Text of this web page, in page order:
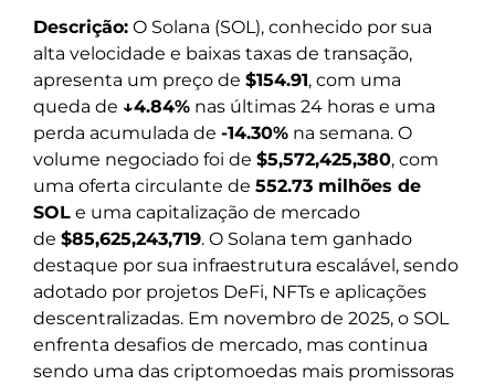
Descrição: O Solana (SOL), conhecido por sua
alta velocidade e baixas taxas de transação,
apresenta um preço de $154.91, com uma
queda de ↓4.84% nas últimas 24 horas e uma
perda acumulada de -14.30% na semana. O
volume negociado foi de $5,572,425,380, com
uma oferta circulante de 552.73 milhões de
SOL e uma capitalização de mercado
de $85,625,243,719. O Solana tem ganhado
destaque por sua infraestrutura escalável, sendo
adotado por projetos DeFi, NFTs e aplicações
descentralizadas. Em novembro de 2025, o SOL
enfrenta desafios de mercado, mas continua
sendo uma das criptomoedas mais promissoras